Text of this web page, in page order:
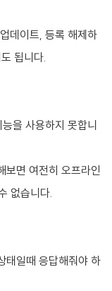
데이트, 등록 해제하
됩니다.
을 사용하지 못합니
면 여전히 오프라인
없습니다.
태일때 응답해줘야 하